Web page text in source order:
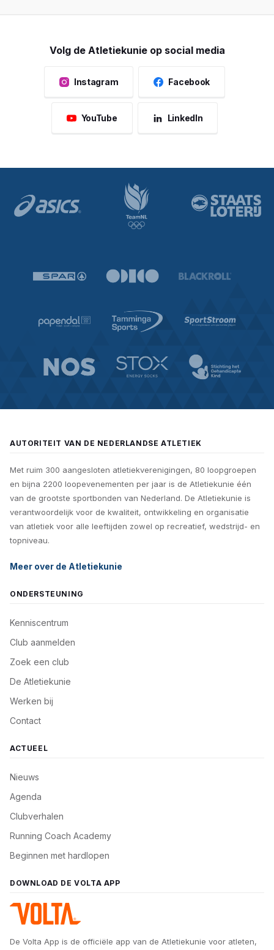
Volg de Atletiekunie op social media
Instagram Facebook
YouTube LinkedIn
AUTORITEIT VAN DE NEDERLANDSE ATLETIEK
Met ruim 300 aangesloten atletiekverenigingen, 80 loopgroepen
en bijna 2200 loopevenementen per jaar is de Atletiekunie één
van de grootste sportbonden van Nederland. De Atletiekunie is
verantwoordelijk voor de kwaliteit, ontwikkeling en organisatie
van atletiek voor alle leeftijden zowel op recreatief, wedstrijd- en
topniveau.
Meer over de Atletiekunie
ONDERSTEUNING
Kenniscentrum
Club aanmelden
Zoek een club
De Atletiekunie
Werken bij
Contact
ACTUEEL
Nieuws
Agenda
Clubverhalen
Running Coach Academy
Beginnen met hardlopen
DOWNLOAD DE VOLTA APP
De Volta App is de officiële app van de Atletiekunie voor atleten,